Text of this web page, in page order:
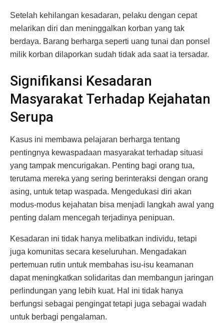
Setelah kehilangan kesadaran, pelaku dengan cepat
melarikan diri dan meninggalkan korban yang tak
berdaya. Barang berharga seperti uang tunai dan ponsel
milik korban dilaporkan sudah tidak ada saat ia tersadar.
Signifikansi Kesadaran
Masyarakat Terhadap Kejahatan
Serupa
Kasus ini membawa pelajaran berharga tentang
pentingnya kewaspadaan masyarakat terhadap situasi
yang tampak mencurigakan. Penting bagi orang tua,
terutama mereka yang sering berinteraksi dengan orang
asing, untuk tetap waspada. Mengedukasi diri akan
modus-modus kejahatan bisa menjadi langkah awal yang
penting dalam mencegah terjadinya penipuan.
Kesadaran ini tidak hanya melibatkan individu, tetapi
juga komunitas secara keseluruhan. Mengadakan
pertemuan rutin untuk membahas isu-isu keamanan
dapat meningkatkan solidaritas dan membangun jaringan
perlindungan yang lebih kuat. Hal ini tidak hanya
berfungsi sebagai pengingat tetapi juga sebagai wadah
untuk berbagi pengalaman.